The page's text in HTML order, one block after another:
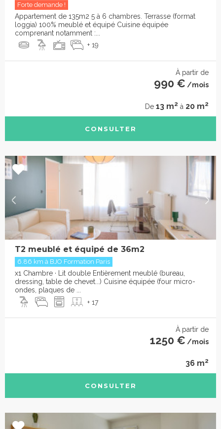
Forte demande !
Appartement de 135m2 5 à 6 chambres. Terrasse (format
loggia) 100% meublé et équipé Cuisine équipée
comprenant notamment :...
+ 19
À partir de
990 € /mois
De 13 m2 à 20 m2
CONSULTER
T2 meublé et équipé de 36m2
6.86 km à BJO Formation Paris
x1 Chambre · Lit double Entièrement meublé (bureau,
dressing, table de chevet...) Cuisine équipée (four micro-
ondes, plaques de ...
+ 17
À partir de
1250 € /mois
36 m2
CONSULTER